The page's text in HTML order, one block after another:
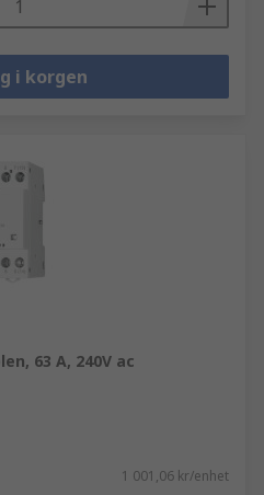
i korgen
63 A, 240V ac
1 001,06 kr/enhet